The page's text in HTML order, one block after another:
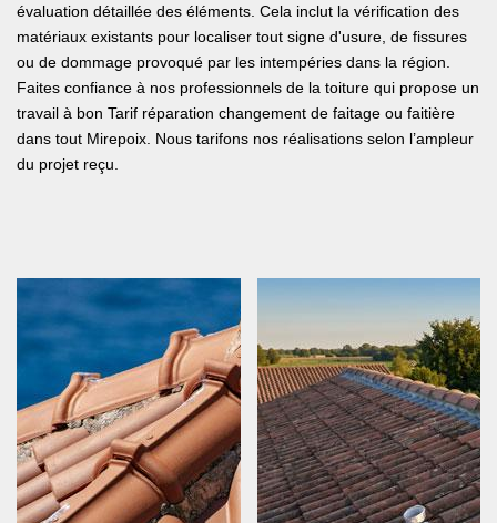
évaluation détaillée des éléments. Cela inclut la vérification des
matériaux existants pour localiser tout signe d'usure, de fissures
ou de dommage provoqué par les intempéries dans la région.
Faites confiance à nos professionnels de la toiture qui propose un
travail à bon Tarif réparation changement de faitage ou faitière
dans tout Mirepoix. Nous tarifons nos réalisations selon l’ampleur
du projet reçu.